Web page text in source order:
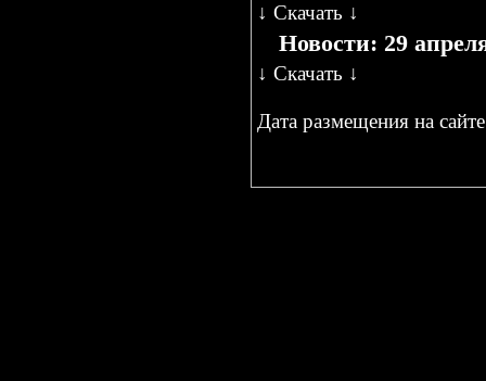
↓ Скачать ↓
Новости: 29
↓ Скачать ↓
Дата размещения на